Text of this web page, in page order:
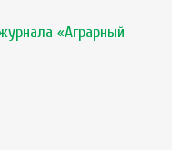
«Аграрный